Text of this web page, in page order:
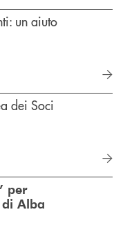
un aiuto
dei Soci
per
Alba